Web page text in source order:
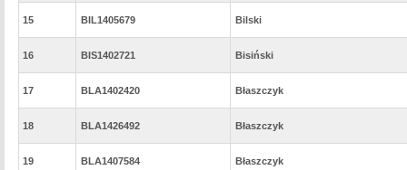
15 BIL1405679 Bilski
16 BIS1402721 Bisiński
17 BLA1402420 Błaszczyk
18 BLA1426492 Błaszczyk
19 BLA1407584 Błaszczyk